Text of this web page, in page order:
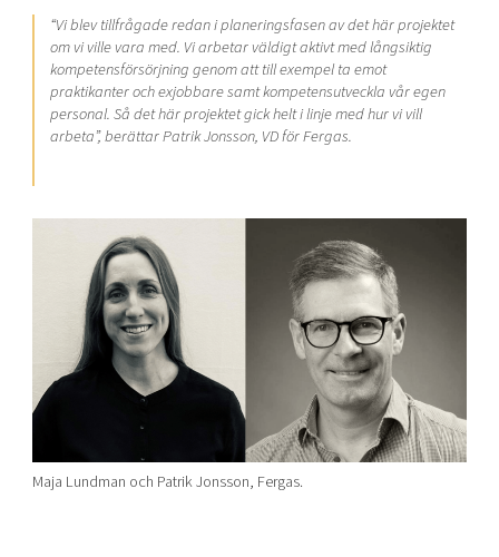
“Vi blev tillfrågade redan i planeringsfasen av det här projektet
om vi ville vara med. Vi arbetar väldigt aktivt med långsiktig
kompetensförsörjning genom att till exempel ta emot
praktikanter och exjobbare samt kompetensutveckla vår egen
personal. Så det här projektet gick helt i linje med hur vi vill
arbeta”, berättar Patrik Jonsson, VD för Fergas.
Maja Lundman och Patrik Jonsson, Fergas.